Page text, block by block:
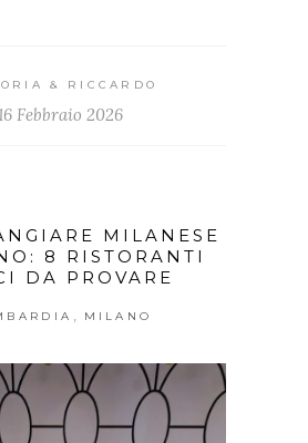
& RICCARDO
Febbraio 2026
MILANESE
8 RISTORANTI
DA PROVARE
MILANO